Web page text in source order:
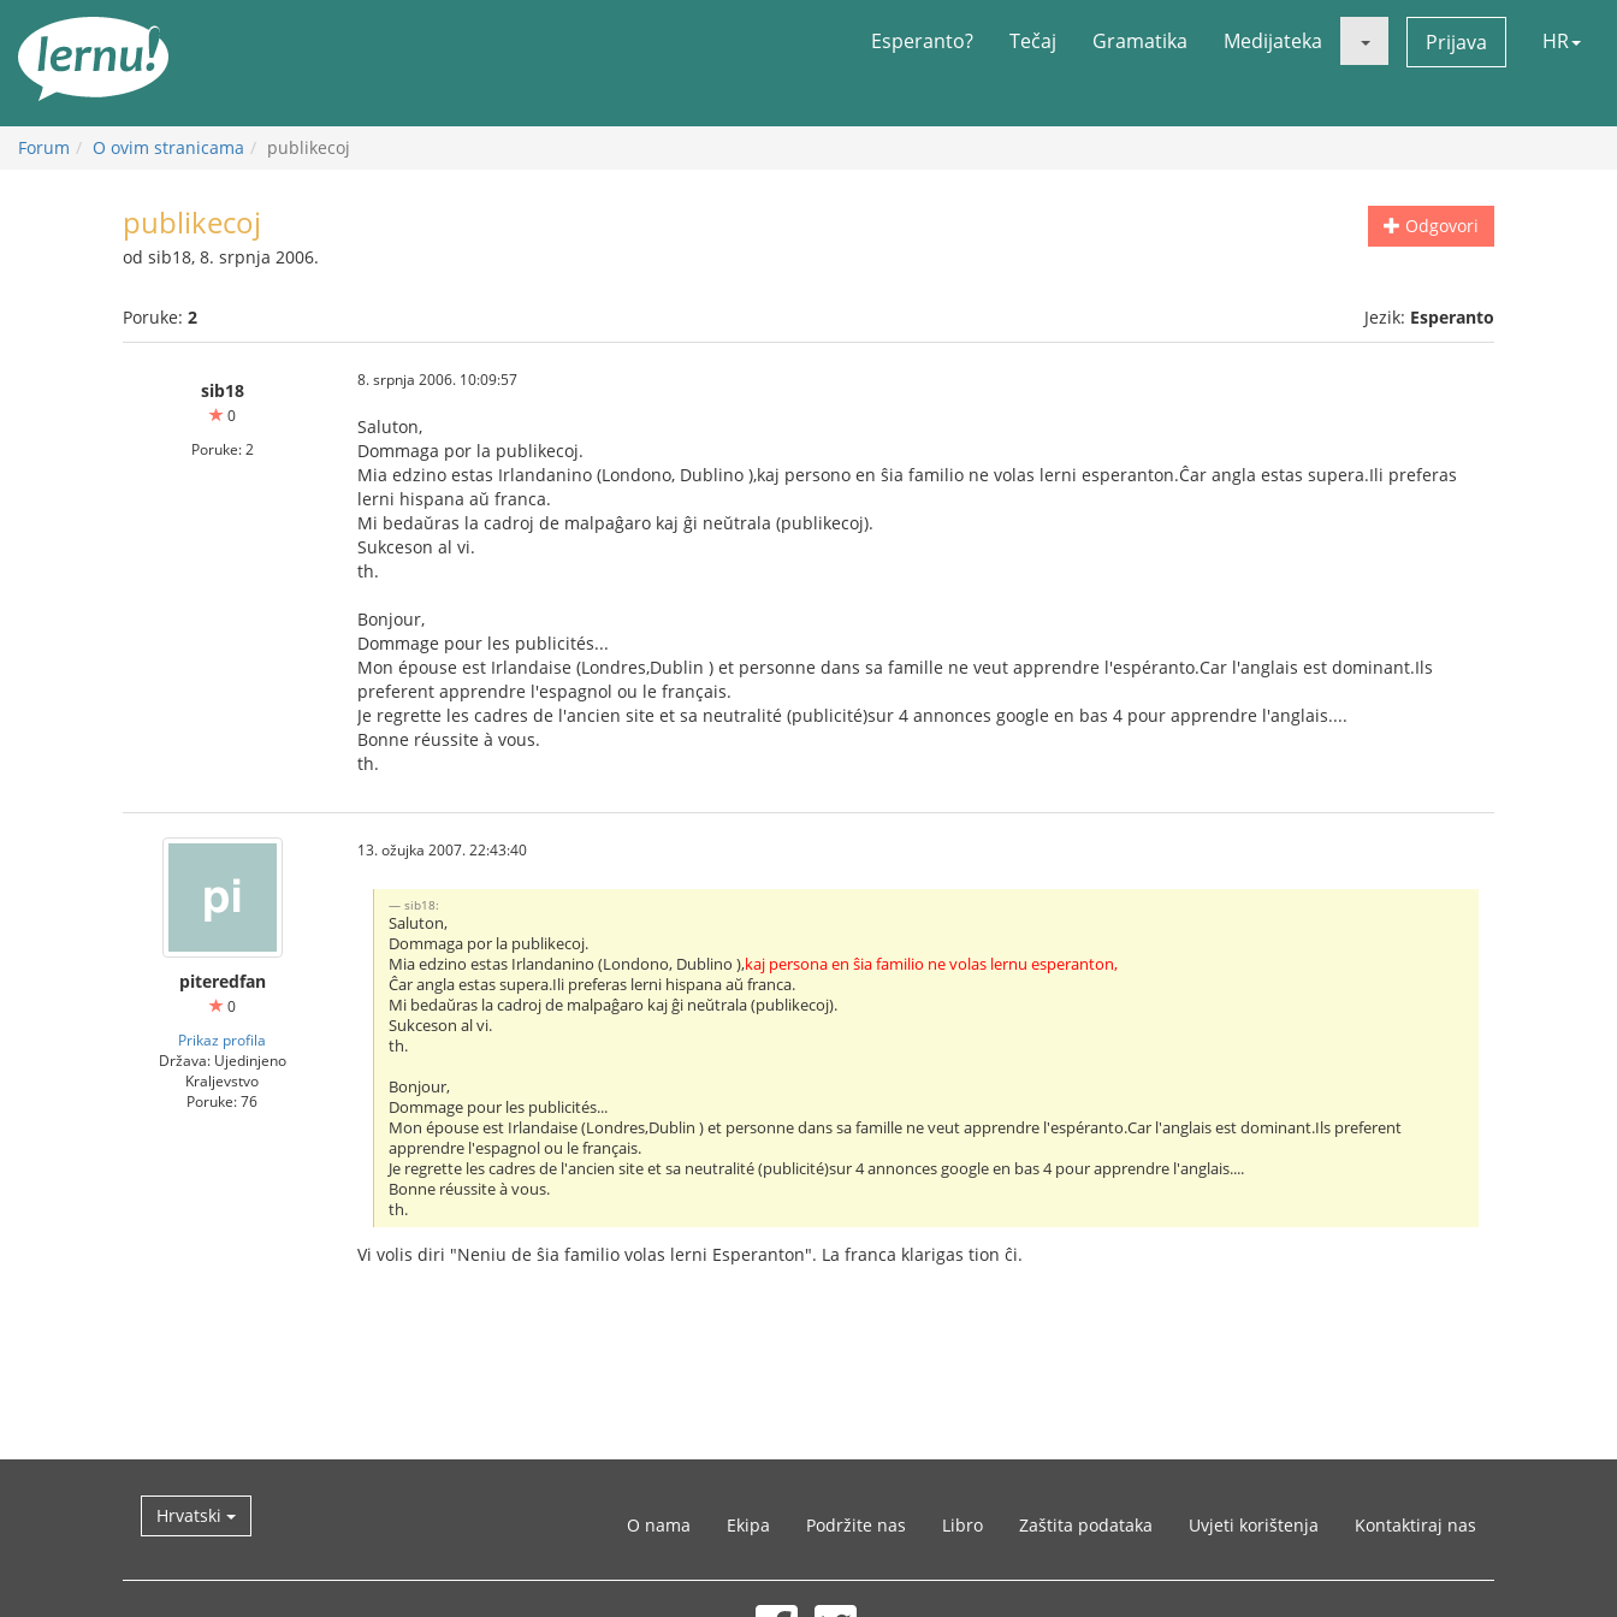
Esperanto? Tečaj Gramatika Medijateka Prijava HR
Forum O ovim stranicama publikecoj
Odgovori
publikecoj
od sib18, 8. srpnja 2006.
Poruke: 2 Jezik: Esperanto
sib18
0
Poruke: 2
8. srpnja 2006. 10:09:57
Saluton,
Dommaga por la publikecoj.
Mia edzino estas Irlandanino (Londono, Dublino ),kaj persono en ŝia familio ne volas lerni esperanton.Ĉar angla estas supera.Ili preferas
lerni hispana aŭ franca.
Mi bedaŭras la cadroj de malpaĝaro kaj ĝi neŭtrala (publikecoj).
Sukceson al vi.
th.
Bonjour,
Dommage pour les publicités...
Mon épouse est Irlandaise (Londres,Dublin ) et personne dans sa famille ne veut apprendre l'espéranto.Car l'anglais est dominant.Ils
preferent apprendre l'espagnol ou le français.
Je regrette les cadres de l'ancien site et sa neutralité (publicité)sur 4 annonces google en bas 4 pour apprendre l'anglais....
Bonne réussite à vous.
th.
piteredfan
0
Prikaz profila
Država: Ujedinjeno
Kraljevstvo
Poruke: 76
13. ožujka 2007. 22:43:40
sib18:
Saluton,
Dommaga por la publikecoj.
Mia edzino estas Irlandanino (Londono, Dublino ),kaj persona en ŝia familio ne volas lernu esperanton,
Ĉar angla estas supera.Ili preferas lerni hispana aŭ franca.
Mi bedaŭras la cadroj de malpaĝaro kaj ĝi neŭtrala (publikecoj).
Sukceson al vi.
th.
Bonjour,
Dommage pour les publicités...
Mon épouse est Irlandaise (Londres,Dublin ) et personne dans sa famille ne veut apprendre l'espéranto.Car l'anglais est dominant.Ils preferent
apprendre l'espagnol ou le français.
Je regrette les cadres de l'ancien site et sa neutralité (publicité)sur 4 annonces google en bas 4 pour apprendre l'anglais....
Bonne réussite à vous.
th.
Vi volis diri "Neniu de ŝia familio volas lerni Esperanton". La franca klarigas tion ĉi.
Hrvatski O nama Ekipa Podržite nas Libro Zaštita podataka Uvjeti korištenja Kontaktiraj nas